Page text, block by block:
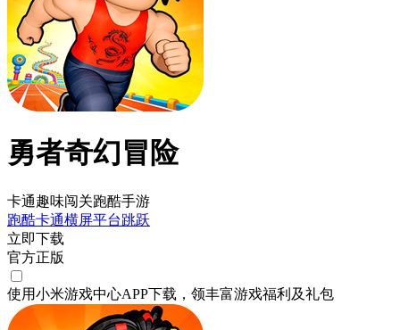
勇者奇幻冒险
卡通趣味闯关跑酷手游
跑酷卡通横屏平台跳跃
立即下载
官方正版
使用小米游戏中心APP下载 ，领丰富游戏福利 及礼包